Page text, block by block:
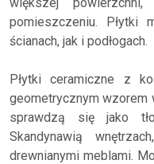
pomieszczeniu. Płytki
ścianach, jak i podłogach.
Płytki ceramiczne z
geometrycznym wzorem
sprawdzą się jako
Skandynawią
drewnianymi meblami.